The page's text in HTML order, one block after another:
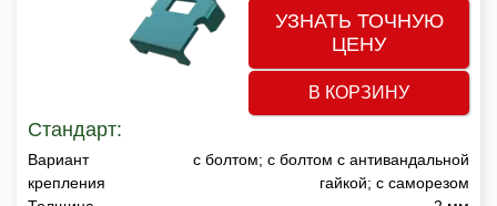
УЗНАТЬ ТОЧНУЮ
ЦЕНУ
В КОРЗИНУ
Стандарт:
Вариант
крепления
с болтом; с болтом с антивандальной
гайкой; с саморезом